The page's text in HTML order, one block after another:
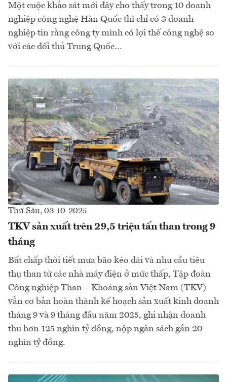
Một cuộc khảo sát mới đây cho thấy trong 10 doanh
nghiệp công nghệ Hàn Quốc thì chỉ có 3 doanh
nghiệp tin rằng công ty mình có lợi thế công nghệ so
với các đối thủ Trung Quốc…
Thứ Sáu, 03-10-2025
TKV sản xuất trên 29,5 triệu tấn than trong 9
tháng
Bất chấp thời tiết mưa bão kéo dài và nhu cầu tiêu
thụ than từ các nhà máy điện ở mức thấp, Tập đoàn
Công nghiệp Than – Khoáng sản Việt Nam (TKV)
vẫn cơ bản hoàn thành kế hoạch sản xuất kinh doanh
tháng 9 và 9 tháng đầu năm 2025, ghi nhận doanh
thu hơn 125 nghìn tỷ đồng, nộp ngân sách gần 20
nghìn tỷ đồng.